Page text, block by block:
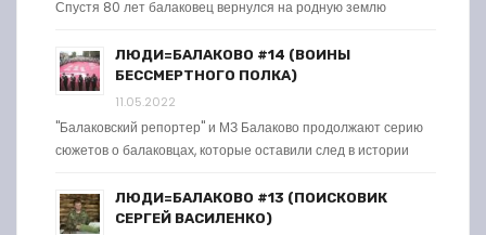
Спустя 80 лет балаковец вернулся на родную землю
ЛЮДИ=БАЛАКОВО #14 (ВОИНЫ
БЕССМЕРТНОГО ПОЛКА)
11.05.2022
"Балаковский репортер" и МЗ Балаково продолжают серию
сюжетов о балаковцах, которые оставили след в истории
ЛЮДИ=БАЛАКОВО #13 (ПОИСКОВИК
СЕРГЕЙ ВАСИЛЕНКО)